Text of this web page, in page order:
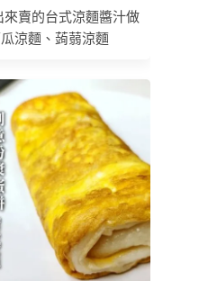
來賣的台式涼麵醬汁做
涼麵、蒟蒻涼麵